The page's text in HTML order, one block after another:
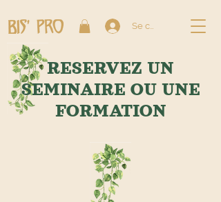
Se connecter
RESERVEZ UN
SEMINAIRE OU UNE
FORMATION